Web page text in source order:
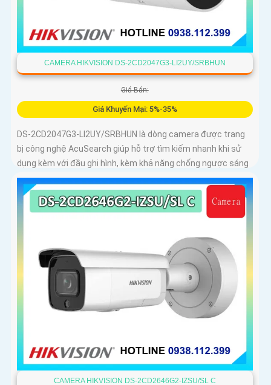
CAMERA HIKVISION DS-2CD2047G3-LI2UY/SRBHUN
Giá Bán:
Giá Khuyến Mại: 5%-35%
DS-2CD2047G3-LI2UY/SRBHUN là dòng camera được trang
bị công nghệ AcuSearch giúp hỗ trợ tìm kiếm nhanh khi sử
dụng kèm với đầu ghi hình, kèm khả năng chống ngược sáng
WDR 130dB, trang bị micro kép và loa hỗ trợ đàm thoại 2
chiều, ống kính 4
CAMERA HIKVISION DS-2CD2646G2-IZSU/SL C